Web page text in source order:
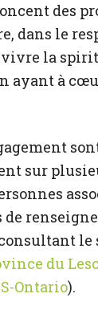
des
dans le
vivre la
ayant à
sur
de
du
Ontario).